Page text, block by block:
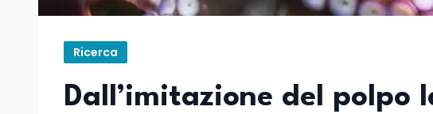
Ricerca
Dall’imitazione del polpo